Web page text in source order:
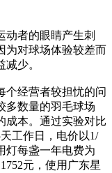
动者的眼睛产生刺
为对球场体验较差而
少。
个经营者较担忧的问
多数量的羽毛球场
成本。通过实验对比
工作日，电价以1/
灯每盏一年电费为
元，使用广东星